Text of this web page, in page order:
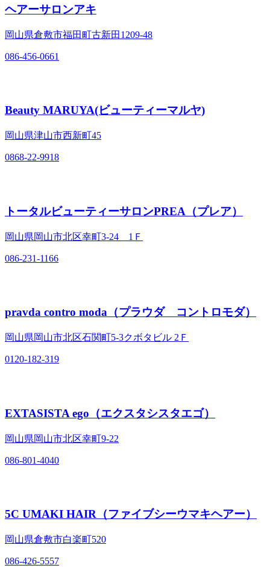
ヘアーサロンアキ
岡山県倉敷市福田町古新田1209-48
086-456-0661
Beauty MARUYA(ビューティーマルヤ)
岡山県津山市西新町45
0868-22-9918
トータルビューティーサロンPREA（プレア）
岡山県岡山市北区幸町3‐24 1Ｆ
086-231-1166
pravda contro moda（プラウダ コントロモダ）
岡山県岡山市北区石関町5‐3クボタビル 2Ｆ
0120-182-319
EXTASISTA ego（エクスタシスタエゴ）
岡山県岡山市北区幸町9‐22
086-801-4040
5C UMAKI HAIR（ファイブシーウマキヘアー）
岡山県倉敷市白楽町520
086-426-5557